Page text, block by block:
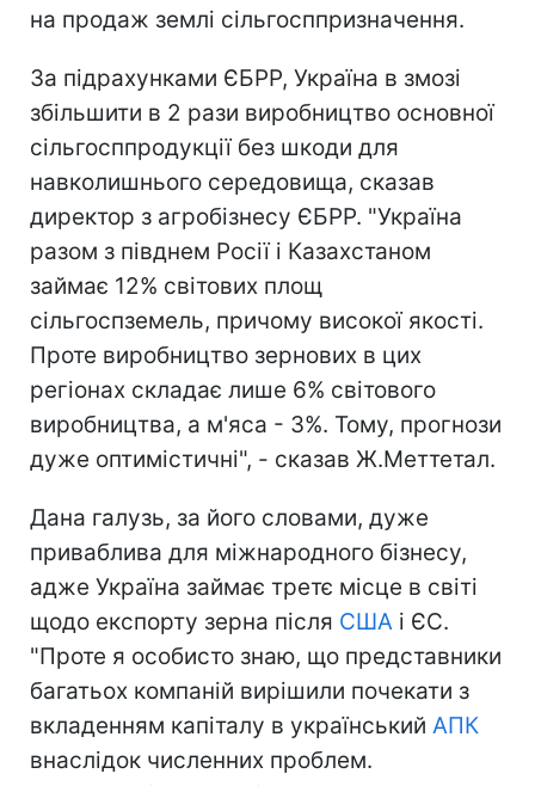
на продаж землі сільгосппризначення.
За підрахунками ЄБРР, Україна в змозі
збільшити в 2 рази виробництво основної
сільгосппродукції без шкоди для
навколишнього середовища, сказав
директор з агробізнесу ЄБРР. "Україна
разом з півднем Росії і Казахстаном
займає 12% світових площ
сільгоспземель, причому високої якості.
Проте виробництво зернових в цих
регіонах складає лише 6% світового
виробництва, а м'яса - 3%. Тому, прогнози
дуже оптимістичні", - сказав Ж.Меттетал.
Дана галузь, за його словами, дуже
приваблива для міжнародного бізнесу,
адже Україна займає третє місце в світі
щодо експорту зерна після США і ЄС.
"Проте я особисто знаю, що представники
багатьох компаній вирішили почекати з
вкладенням капіталу в український АПК
внаслідок численних проблем.